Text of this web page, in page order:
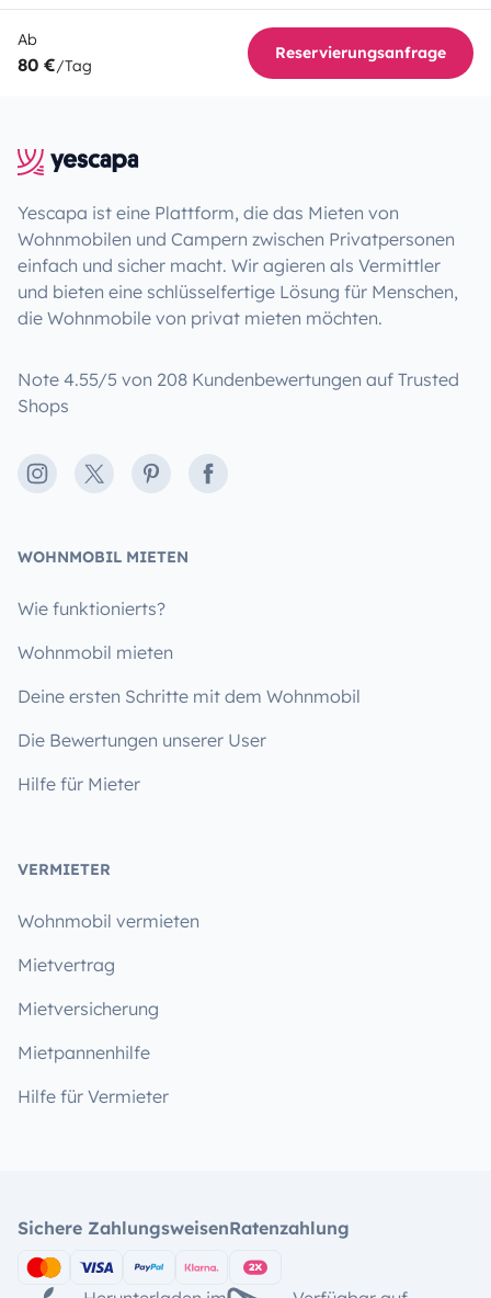
Ab
80 €/Tag
Reservierungsanfrage
Yescapa ist eine Plattform, die das Mieten von
Wohnmobilen und Campern zwischen Privatpersonen
einfach und sicher macht. Wir agieren als Vermittler
und bieten eine schlüsselfertige Lösung für Menschen,
die Wohnmobile von privat mieten möchten.
Note 4.55/5 von 208 Kundenbewertungen auf Trusted
Shops
Instagram
X PinterestFacebook
WOHNMOBIL MIETEN
Wie funktionierts?
Wohnmobil mieten
Deine ersten Schritte mit dem Wohnmobil
Die Bewertungen unserer User
Hilfe für Mieter
VERMIETER
Wohnmobil vermieten
Mietvertrag
Mietversicherung
Mietpannenhilfe
Hilfe für Vermieter
Sichere ZahlungsweisenRatenzahlung